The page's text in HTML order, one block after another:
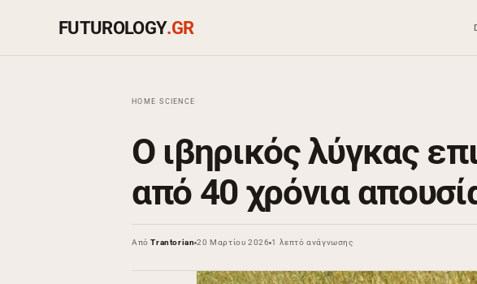
FUTUROLOGY.GR
HOME ›SCIENCE
Ο ιβηρικός λύγκας
από 40 χρόνια
ΑπόTrantorian 20 Μαρτίου 2026 1 λεπτό ανάγνωσης